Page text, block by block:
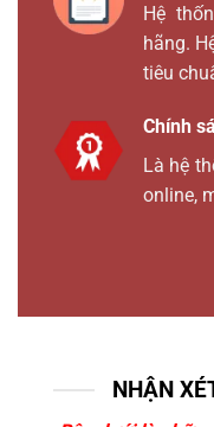
Hệ
hãng.
tiêu
Chính
Là hệ
online,
NHẬN